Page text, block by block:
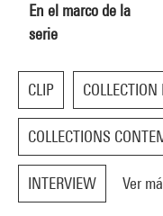
En el marco de la
serie
CLIP
COLLECTIONS
INTERVIEW Ver